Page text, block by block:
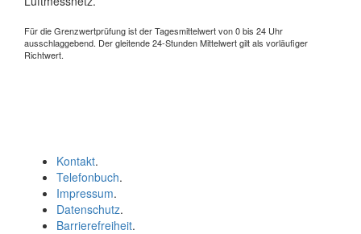
Für die Grenzwertprüfung ist der Tagesmittelwert von 0 bis 24 Uhr
ausschlaggebend. Der gleitende 24-Stunden Mittelwert gilt als vorläufiger
Richtwert.
Kontakt.
Telefonbuch.
Impressum.
Datenschutz.
Barrierefreiheit.